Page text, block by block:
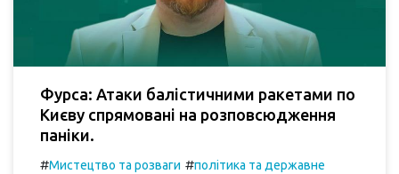
Фурса: Атаки балістичними ракетами по
Києву спрямовані на розповсюдження
паніки.
#Мистецтво та розваги #політика та державне